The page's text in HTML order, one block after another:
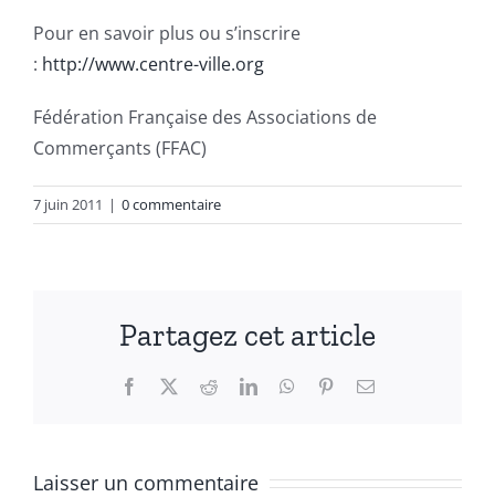
Pour en savoir plus ou s’inscrire
: http://www.centre-ville.org
Fédération Française des Associations de
Commerçants (FFAC)
7 juin 2011 | 0 commentaire
Partagez cet article
Facebook RedditLinkedInWhatsApp
PinterestEmail
Laisser un commentaire